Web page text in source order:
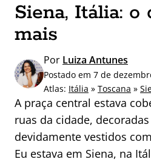
q
u
i
a
r
p
o
:
Siena, Itália:
mais
Por Luiza Antunes
Postado em 7 de
Atlas: Itália » Toscana »
A praça central estava
ruas da cidade,
devidamente vestidos
Eu estava em Siena, na